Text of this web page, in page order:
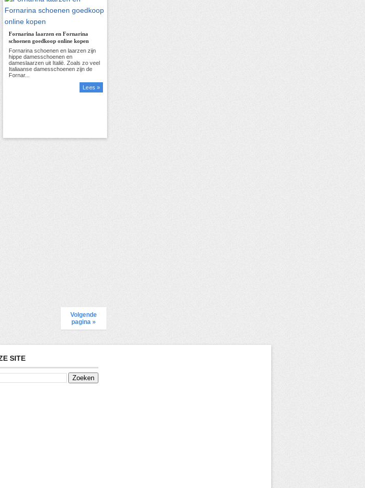
Fornarina laarzen en Fornarina
schoenen goedkoop online kopen
Lees »
Volgende
pagina »
SITE